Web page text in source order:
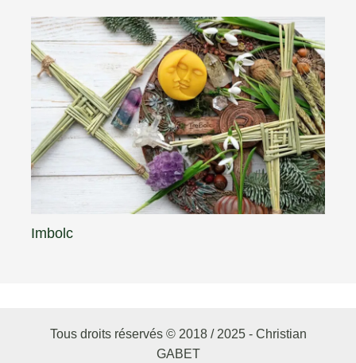
Imbolc
Tous droits réservés © 2018 / 2025 - Christian
GABET